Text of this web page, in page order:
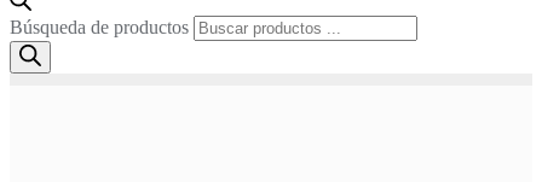
Búsqueda de productos